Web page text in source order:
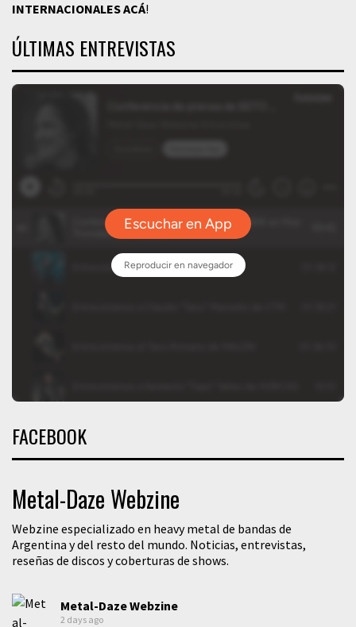
INTERNACIONALESACÁ!
ÚLTIMAS ENTREVISTAS
FACEBOOK
Metal-Daze Webzine
Webzine especializado en heavy metal de bandas de
Argentina y del resto del mundo. Noticias, entrevistas,
reseñas de discos y coberturas de shows.
Metal-Daze Webzine
2 days ago